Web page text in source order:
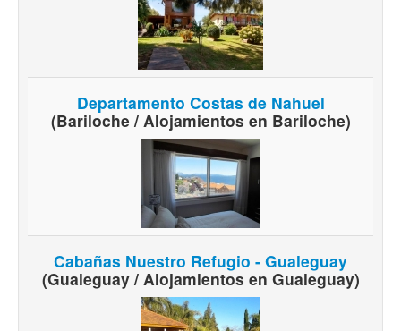
Departamento Costas de Nahuel
(Bariloche / Alojamientos en Bariloche)
Cabañas Nuestro Refugio - Gualeguay
(Gualeguay / Alojamientos en Gualeguay)